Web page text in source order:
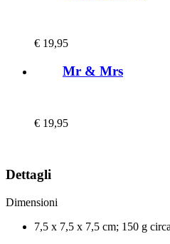
€ 19,95
Mr & Mrs
€ 19,95
Dettagli
Dimensioni
7,5 x 7,5 x 7,5 cm; 150 g circa